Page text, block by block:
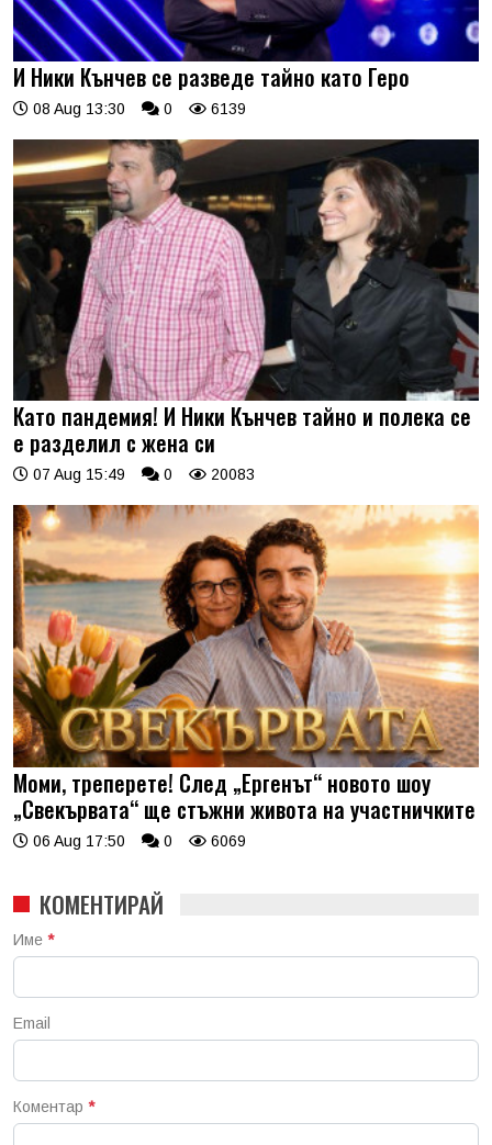
И Ники Кънчев се разведе тайно като Геро
08 Aug 13:30 0 6139
Като пандемия! И Ники Кънчев тайно и полека се
е разделил с жена си
07 Aug 15:49 0 20083
Моми, треперете! След „Ергенът“ новото шоу
„Свекървата“ ще стъжни живота на участничките
06 Aug 17:50 0 6069
КОМЕНТИРАЙ
Име *
Email
Коментар *